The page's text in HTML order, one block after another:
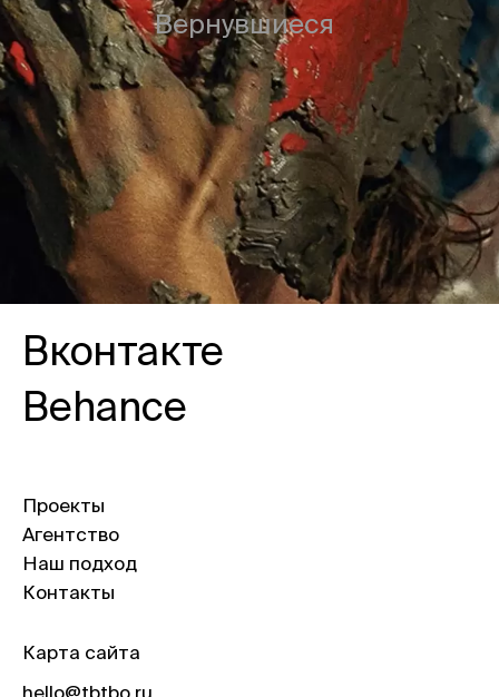
Вернувшиеся
Вконтакте
Behance
Проекты
Агентство
Наш подход
Контакты
Карта сайта